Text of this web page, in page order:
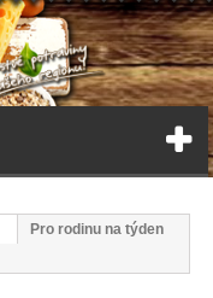
Pro rodinu na týden